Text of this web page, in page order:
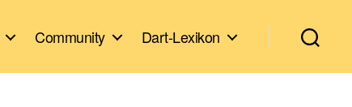
Community Dart-Lexikon